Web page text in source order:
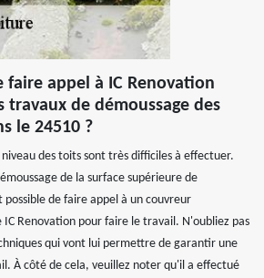
faire appel à IC Renovation
travaux de démoussage des
le 24510 ?
des toits sont très difficiles à effectuer.
de la surface supérieure de
de faire appel à un couvreur
IC Renovation pour faire le travail. N'oubliez pas
qui vont lui permettre de garantir une
À côté de cela, veuillez noter qu'il a effectué